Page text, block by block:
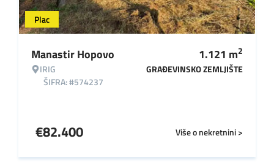
Plac
Manastir Hopovo
IRIG
ŠIFRA: #574237
1.121 m2
GRAĐEVINSKO ZEMLJIŠTE
Više o nekretnini >
€82.400